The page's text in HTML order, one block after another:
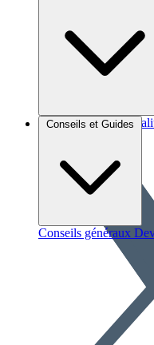
Brèves et actus
Conseils et Guides
Conseils généraux